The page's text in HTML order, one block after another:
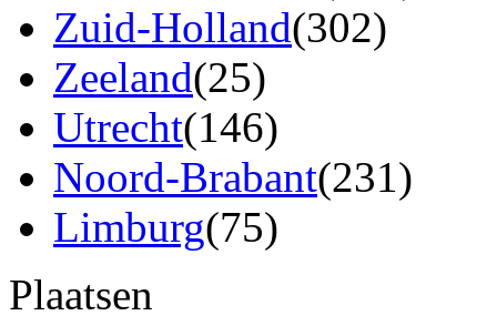
Zuid-Holland(302)
Zeeland(25)
Utrecht(146)
Noord-Brabant(231)
Limburg(75)
Plaatsen